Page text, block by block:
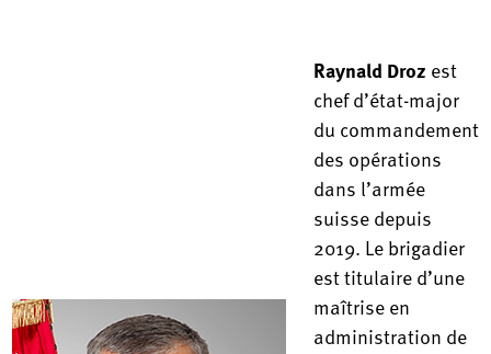
Raynald Droz est
chef d’état-major
du commandement
des opérations
dans l’armée
suisse depuis
2019. Le brigadier
est titulaire d’une
maîtrise en
administration de